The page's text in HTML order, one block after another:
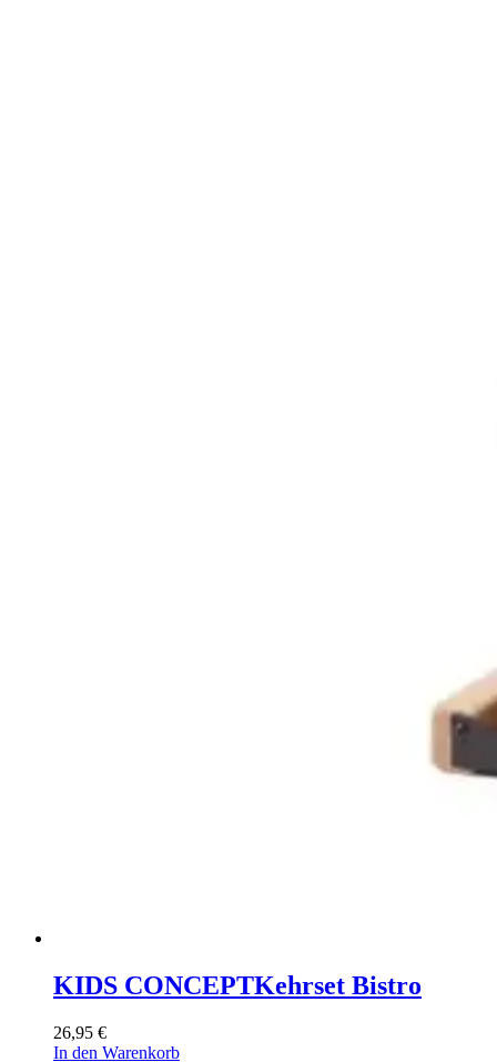
KIDS CONCEPTKehrset Bistro
26,95 €
In den Warenkorb